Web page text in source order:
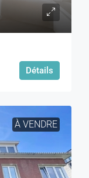
Détails
À VENDRE